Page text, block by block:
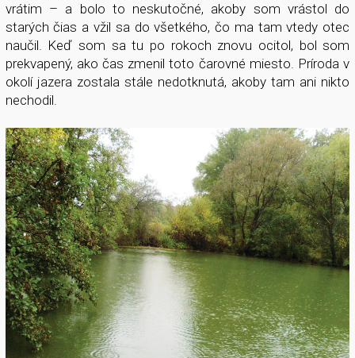
vrátim – a bolo to neskutočné, akoby som vrástol do
starých čias a vžil sa do všetkého, čo ma tam vtedy otec
naučil. Keď som sa tu po rokoch znovu ocitol, bol som
prekvapený, ako čas zmenil toto čarovné miesto. Príroda v
okolí jazera zostala stále nedotknutá, akoby tam ani nikto
nechodil.